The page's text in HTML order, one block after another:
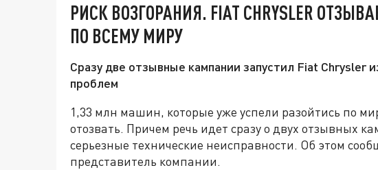
РИСК ВОЗГОРАНИЯ. FIAT CHRYSLER
ПО ВСЕМУ МИРУ
Сразу две отзывные кампании запустил Fiat Chrysler
проблем
1,33 млн машин, которые уже успели разойтись по
отозвать. Причем речь идет сразу о двух отзывных
серьезные технические неисправности. Об этом
представитель компании.